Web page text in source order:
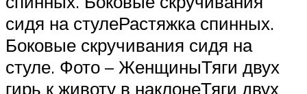
сидя на стулеРастяжка спинных.
Боковые скручивания сидя на
стуле. Фото – ЖенщиныТяги двух
гирь к животу в наклонеТяги двух